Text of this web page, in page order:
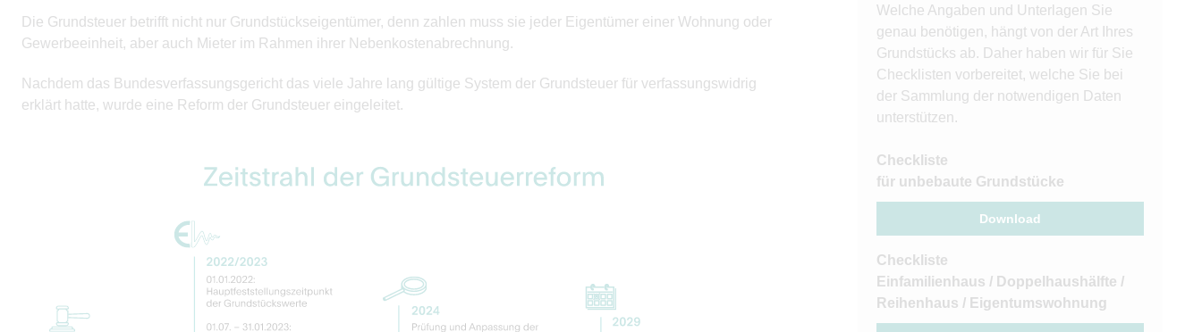
Die Grundsteuer betrifft nicht nur Grundstückseigentümer, denn zahlen muss sie jeder Eigentümer einer Wohnung oder
Gewerbeeinheit, aber auch Mieter im Rahmen ihrer Nebenkostenabrechnung.
Nachdem das Bundesverfassungsgericht das viele Jahre lang gültige System der Grundsteuer für verfassungswidrig
erklärt hatte, wurde eine Reform der Grundsteuer eingeleitet.
Welche Angaben und Unterlagen Sie
genau benötigen, hängt von der Art Ihres
Grundstücks ab. Daher haben wir für Sie
Checklisten vorbereitet, welche Sie bei
der Sammlung der notwendigen Daten
unterstützen.
Checkliste
für unbebaute Grundstücke
Download
Checkliste
Einfamilienhaus / Doppelhaushälfte /
Reihenhaus / Eigentumswohnung